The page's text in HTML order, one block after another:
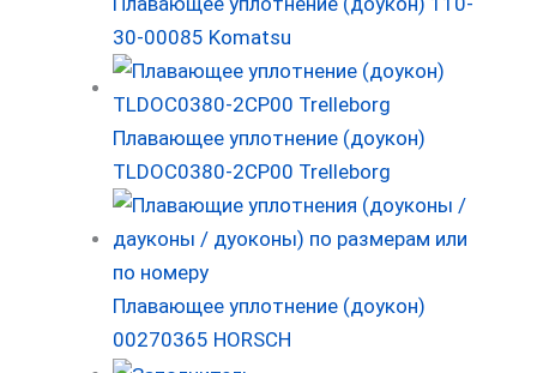
30-00085 Komatsu
Плавающее уплотнение (доукон)
TLDOC0380-2CP00 Trelleborg
Плавающее уплотнение (доукон)
00270365 HORSCH